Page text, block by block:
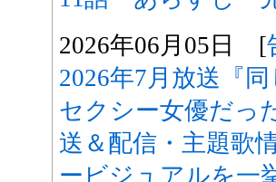
2026年06月05日 [
2026年7月放送『
セクシー女優だっ
送＆配信・主題歌
ービジュアルを一